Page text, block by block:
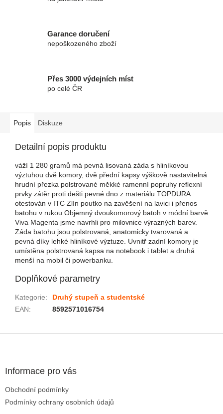
Garance doručení
nepoškozeného zboží
Přes 3000 výdejních míst
po celé ČR
Popis Diskuze
Detailní popis produktu
váží 1 280 gramů má pevná lisovaná záda s hliníkovou
výztuhou dvě komory, dvě přední kapsy výškově nastavitelná
hrudní přezka polstrované měkké ramenní popruhy reflexní
prvky zátěr proti dešti pevné dno z materiálu TOPDURA
otestován v ITC Zlín poutko na zavěšení na lavici i přenos
batohu v rukou Objemný dvoukomorový batoh v módní barvě
Viva Magenta jsme navrhli pro milovnice výrazných barev.
Záda batohu jsou polstrovaná, anatomicky tvarovaná a
pevná díky lehké hliníkové výztuze. Uvnitř zadní komory je
umístěna polstrovaná kapsa na notebook i tablet a druhá
menší na mobil či powerbanku.
Doplňkové parametry
Kategorie:
Druhý stupeň a studentské
EAN: 8592571016754
Informace pro vás
Obchodní podmínky
Podmínky ochrany osobních údajů